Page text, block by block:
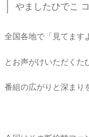
やましたひでこ
全国各地で「見てます
とお声がけいただくた
番組の広がりと深まり